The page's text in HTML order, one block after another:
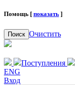
Помощь [ показать ]
Поиск Очистить
Поступления
ENG
Вход